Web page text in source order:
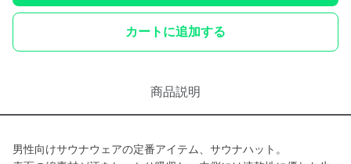
カートに追加する
商品説明
男性向けサウナウェアの定番アイテム、サウナハット。